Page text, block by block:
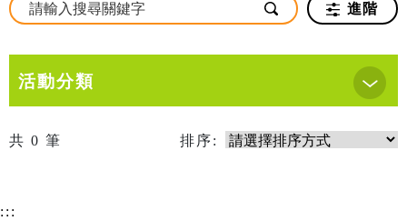
進階
活動分類
共 0 筆 排序:
:::